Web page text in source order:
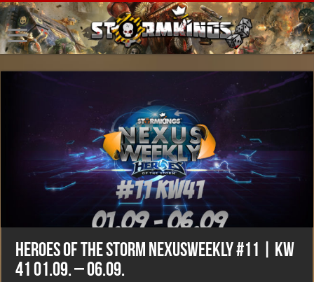
Heroes of the Storm NexusWeekly #11 | KW
41 01.09. – 06.09.